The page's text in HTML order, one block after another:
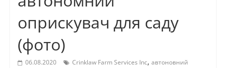
оприскувач для саду
(фото)
06.08.2020 Crinklaw Farm Services Inc, автоновний